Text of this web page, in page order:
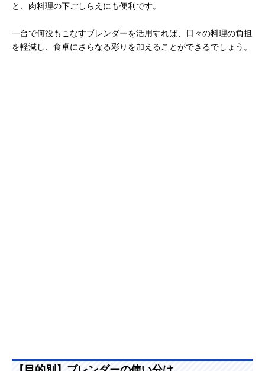
と、肉料理の下ごしらえにも便利です。
一台で何役もこなすブレンダーを活用すれば、日々の料理の負担
を軽減し、食卓にさらなる彩りを加えることができるでしょう。